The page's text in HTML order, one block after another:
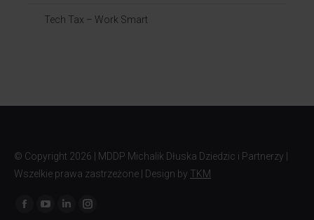
Tech Tax – Work Smart
© Copyright 2026 | MDDP Michalik Dłuska Dziedzic i Partnerzy |
Wszelkie prawa zastrzeżone | Design by TKM
Znajdź nas na: